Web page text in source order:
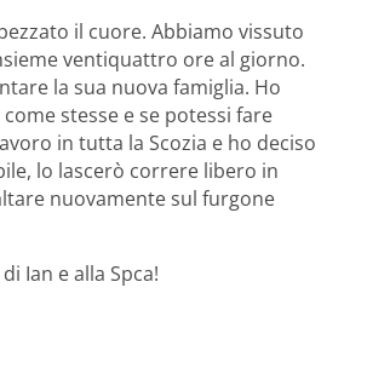
il cuore. Abbiamo vissuto
ventiquattro ore al giorno.
la sua nuova famiglia. Ho
stesse e se potessi fare
in tutta la Scozia e ho deciso
lo lascerò correre libero in
nuovamente sul furgone
Ian e alla Spca!